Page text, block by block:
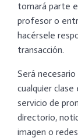
tomará parte
profesor o
hacérsele
transacción.
Será
cualquier clase
servicio de
directorio,
imagen o